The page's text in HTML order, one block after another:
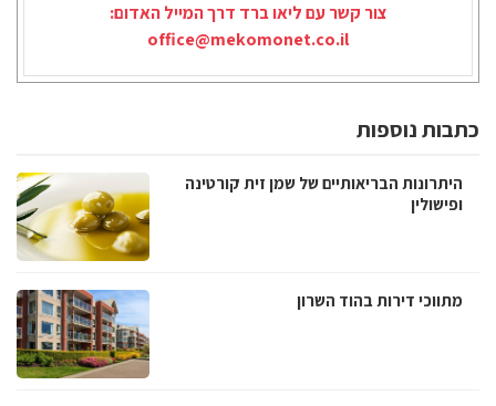
צור קשר עם ליאו ברד דרך המייל האדום:
office@mekomonet.co.il
כתבות נוספות
היתרונות הבריאותיים של שמן זית קורטינה
ופישולין
מתווכי דירות בהוד השרון